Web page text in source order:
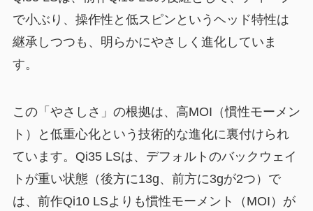
で小ぶり、操作性と低スピンというヘッド特性は
継承しつつも、明らかにやさしく進化していま
す。
この「やさしさ」の根拠は、高MOI（慣性モーメン
ト）と低重心化という技術的な進化に裏付けられ
ています。Qi35 LSは、デフォルトのバックウェイ
トが重い状態（後方に13g、前方に3gが2つ）で
は、前作Qi10 LSよりも慣性モーメント（MOI）が